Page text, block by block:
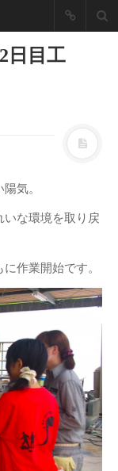
日目工
気。
いな環境を取り戻
作業開始です。